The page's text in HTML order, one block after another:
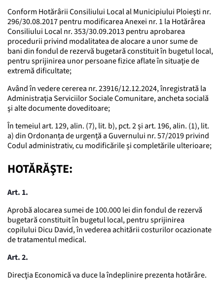
Conform Hotărârii Consiliului Local al Municipiului Ploieşti nr.
296/30.08.2017 pentru modificarea Anexei nr. 1 la Hotărârea
Consiliului Local nr. 353/30.09.2013 pentru aprobarea
procedurii privind modalitatea de alocare a unor sume de
bani din fondul de rezervă bugetară constituit în bugetul local,
pentru sprijinirea unor persoane fizice aflate în situaţie de
extremă dificultate;
Având în vedere cererea nr. 23916/12.12.2024, înregistrată la
Administraţia Serviciilor Sociale Comunitare, ancheta socială
şi alte documente doveditoare;
În temeiul art. 129, alin. (7), lit. b), pct. 2 și art. 196, alin. (1), lit.
a) din Ordonanța de urgență a Guvernului nr. 57/2019 privind
Codul administrativ, cu modificările și completările ulterioare;
HOTĂRĂŞTE:
Art. 1.
Aprobă alocarea sumei de 100.000 lei din fondul de rezervă
bugetară constituit în bugetul local, pentru sprijinirea
copilului Dicu David, în vederea achitării costurilor ocazionate
de tratamentul medical.
Art. 2.
Direcţia Economică va duce la îndeplinire prezenta hotărâre.